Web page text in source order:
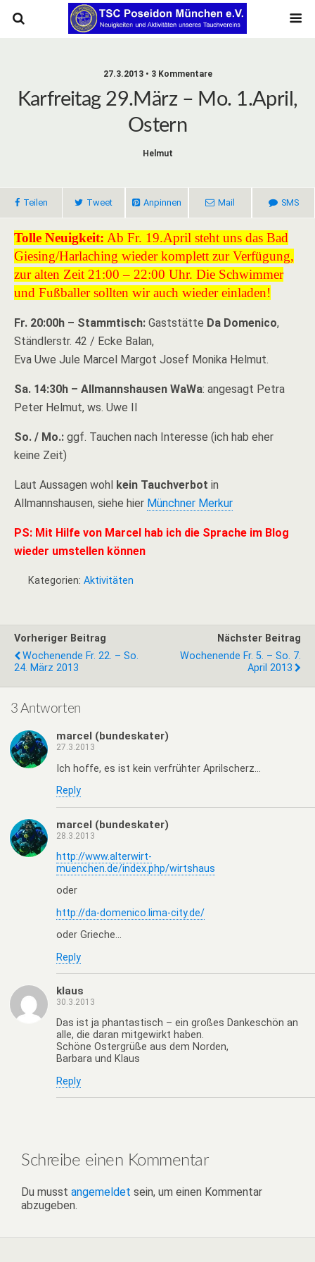
27.3.2013 • 3 Kommentare
Karfreitag 29.März – Mo. 1.April,
Ostern
Helmut
Teilen Tweet Anpinnen Mail SMS
Tolle Neuigkeit: Ab Fr. 19.April steht uns das Bad
Giesing/Harlaching wieder komplett zur Verfügung,
zur alten Zeit 21:00 – 22:00 Uhr. Die Schwimmer
und Fußballer sollten wir auch wieder einladen!
Fr. 20:00h – Stammtisch: Gaststätte Da Domenico,
Ständlerstr. 42 / Ecke Balan,
Eva Uwe Jule Marcel Margot Josef Monika Helmut.
Sa. 14:30h – Allmannshausen WaWa: angesagt Petra
Peter Helmut, ws. Uwe II
So. / Mo.: ggf. Tauchen nach Interesse (ich hab eher
keine Zeit)
Laut Aussagen wohl kein Tauchverbot in
Allmannshausen, siehe hier Münchner Merkur
PS: Mit Hilfe von Marcel hab ich die Sprache im Blog
wieder umstellen können
Kategorien: Aktivitäten
Vorheriger Beitrag
Wochenende Fr. 22. – So.
24. März 2013
Nächster Beitrag
Wochenende Fr. 5. – So. 7.
April 2013
3 Antworten
marcel (bundeskater)
27.3.2013
Ich hoffe, es ist kein verfrühter Aprilscherz…
Reply
marcel (bundeskater)
28.3.2013
http://www.alterwirt-
muenchen.de/index.php/wirtshaus
oder
http://da-domenico.lima-city.de/
oder Grieche…
Reply
klaus
30.3.2013
Das ist ja phantastisch – ein großes Dankeschön an
alle, die daran mitgewirkt haben.
Schöne Ostergrüße aus dem Norden,
Barbara und Klaus
Reply
Schreibe einen Kommentar
Du musst angemeldet sein, um einen Kommentar
abzugeben.